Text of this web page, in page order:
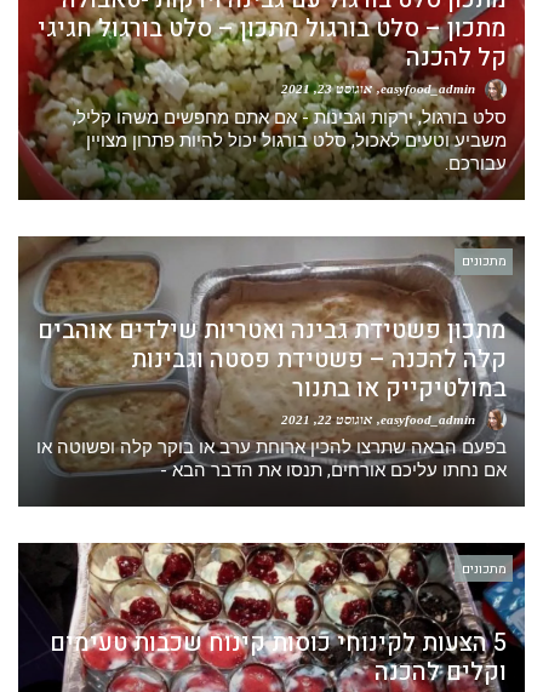
מתכון – סלט בורגול מתכון – סלט בורגול חגיגי
קל להכנה
אוגוסט 23, 2021
סלט בורגול, ירקות וגבינות - אם אתם מחפשים משהו קליל,
משביע וטעים לאכול, סלט בורגול יכול להיות פתרון מצויין
עבורכם.
מתכונים
מתכון פשטידת גבינה ואטריות שילדים אוהבים
קלה להכנה – פשטידת פסטה וגבינות
במולטיקייק או בתנור
אוגוסט 22, 2021
בפעם הבאה שתרצו להכין ארוחת ערב או בוקר קלה ופשוטה או
אם נחתו עליכם אורחים, תנסו את הדבר הבא -
מתכונים
5 הצעות לקינוחי כוסות קינוח שכבות טעימים
וקלים להכנה